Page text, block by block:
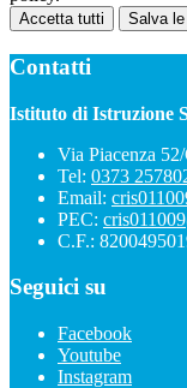
Accetta tutti Salva
Contatti
Istituto di Istruzione
Via Piacenza
Tel: 0373
Email:
PEC:
C.F.:
Seguici su
Facebook
Youtube
Instagram